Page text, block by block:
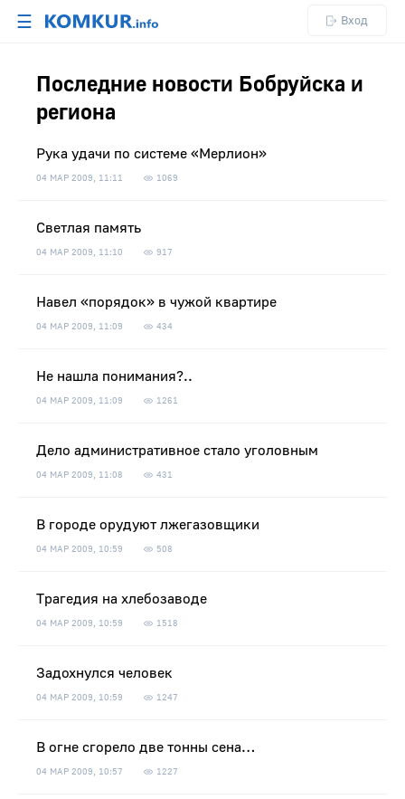
☰ Вход
Последние новости Бобруйска и
региона
Рука удачи по системе «Мерлион»
04 МАР 2009, 11:11 1069
Светлая память
04 МАР 2009, 11:10 917
Навел «порядок» в чужой квартире
04 МАР 2009, 11:09 434
Не нашла понимания?..
04 МАР 2009, 11:09 1261
Дело административное стало уголовным
04 МАР 2009, 11:08 431
В городе орудуют лжегазовщики
04 МАР 2009, 10:59 508
Трагедия на хлебозаводе
04 МАР 2009, 10:59 1518
Задохнулся человек
04 МАР 2009, 10:59 1247
В огне сгорело две тонны сена…
04 МАР 2009, 10:57 1227